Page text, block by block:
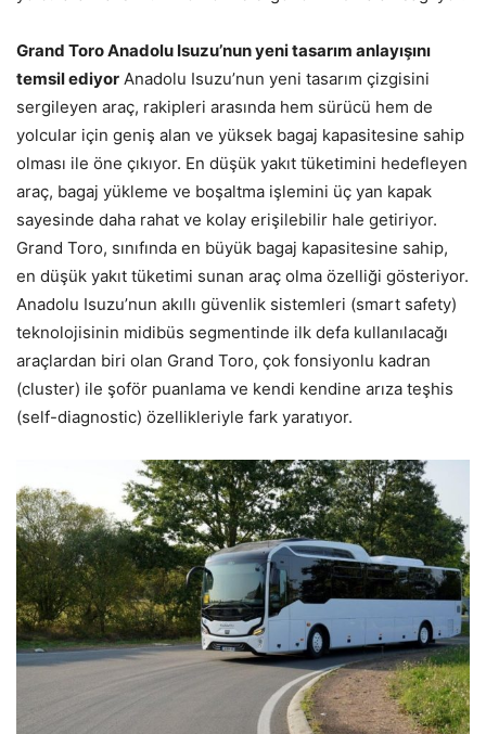
Grand Toro Anadolu Isuzu’nun yeni tasarım anlayışını
temsil ediyor Anadolu Isuzu’nun yeni tasarım çizgisini
sergileyen araç, rakipleri arasında hem sürücü hem de
yolcular için geniş alan ve yüksek bagaj kapasitesine sahip
olması ile öne çıkıyor. En düşük yakıt tüketimini hedefleyen
araç, bagaj yükleme ve boşaltma işlemini üç yan kapak
sayesinde daha rahat ve kolay erişilebilir hale getiriyor.
Grand Toro, sınıfında en büyük bagaj kapasitesine sahip,
en düşük yakıt tüketimi sunan araç olma özelliği gösteriyor.
Anadolu Isuzu’nun akıllı güvenlik sistemleri (smart safety)
teknolojisinin midibüs segmentinde ilk defa kullanılacağı
araçlardan biri olan Grand Toro, çok fonsiyonlu kadran
(cluster) ile şoför puanlama ve kendi kendine arıza teşhis
(self-diagnostic) özellikleriyle fark yaratıyor.